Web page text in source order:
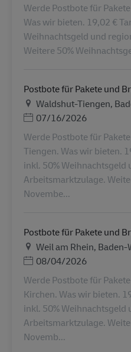
Werde Postbote für
Was wir bieten. 19,02 €
Weihnachtsgeld und
Weitere 50%
Postbote für Pakete und
地点Waldshut-Tiengen,
Posted Date
07/16/2026
Werde Postbote für
Tiengen. Was wir bieten.
inkl. 50% Weihnachtsgeld
Arbeitsmarktzulage.
Novembe...
Postbote für Pakete und
地点Weil am Rhein,
Posted Date
08/04/2026
Werde Postbote für
Kirchen. Was wir bieten.
inkl. 50% Weihnachtsgeld
Arbeitsmarktzulage.
Novemb...